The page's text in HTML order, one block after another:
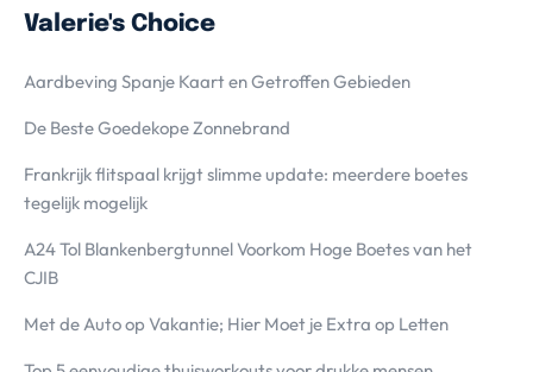
Valerie's Choice
Aardbeving Spanje Kaart en Getroffen Gebieden
De Beste Goedekope Zonnebrand
Frankrijk flitspaal krijgt slimme update: meerdere boetes
tegelijk mogelijk
A24 Tol Blankenbergtunnel Voorkom Hoge Boetes van het
CJIB
Met de Auto op Vakantie; Hier Moet je Extra op Letten